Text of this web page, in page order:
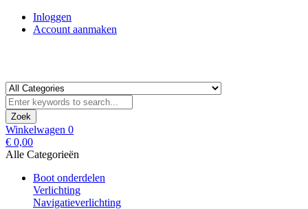
Inloggen
Account aanmaken
Zoek
Winkelwagen 0
€ 0,00
Alle Categorieën
Boot onderdelen
Verlichting
Navigatieverlichting